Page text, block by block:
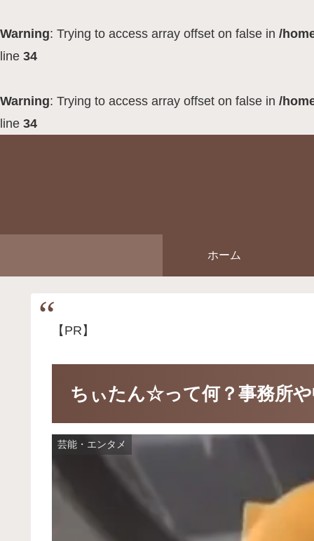
Warning: Trying to access array offset on false in /
line 34
Warning: Trying to access array offset on false in /
line 34
ホーム
【PR】
ちぃたん☆って何？事務所
芸能・エンタメ